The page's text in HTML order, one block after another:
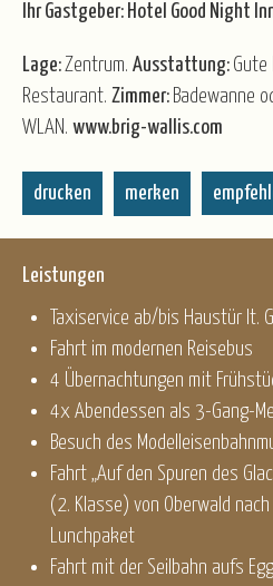
Ihr Gastgeber: Hotel Good Night
Lage:Zentrum. Ausstattung:
Restaurant. Zimmer: Badewanne
WLAN. www.brig-wallis.com
drucken merken
Leistungen
Taxiservice ab/bis Haustür lt.
Fahrt im modernen Reisebus
4 Übernachtungen mit
4x Abendessen als 3-Gang-
Besuch des
Fahrt „Auf den Spuren des
(2. Klasse) von Oberwald
Lunchpaket
Fahrt mit der Seilbahn aufs